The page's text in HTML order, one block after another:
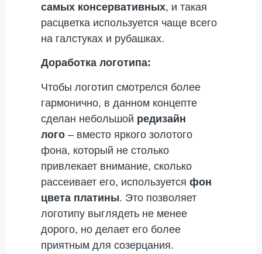
самых консервативных, и такая
расцветка используется чаще всего
на галстуках и рубашках.
Доработка логотипа:
Чтобы логотип смотрелся более
гармонично, в данном концепте
сделан небольшой редизайн
лого – вместо яркого золотого
фона, который не столько
привлекает внимание, сколько
рассеивает его, используется фон
цвета платины. Это позволяет
логотипу выглядеть не менее
дорого, но делает его более
приятным для созерцания.